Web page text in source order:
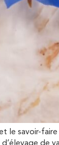
le savoir-